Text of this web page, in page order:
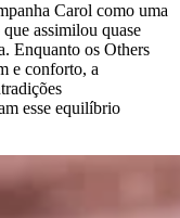
Carol como uma
assimilou quase
Enquanto os Others
e conforto, a
esse equilíbrio